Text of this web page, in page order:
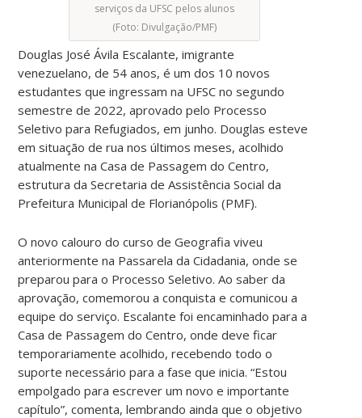
serviços da UFSC pelos alunos
(Foto: Divulgação/PMF)
Douglas José Ávila Escalante, imigrante
venezuelano, de 54 anos, é um dos 10 novos
estudantes que ingressam na UFSC no segundo
semestre de 2022, aprovado pelo Processo
Seletivo para Refugiados, em junho. Douglas esteve
em situação de rua nos últimos meses, acolhido
atualmente na Casa de Passagem do Centro,
estrutura da Secretaria de Assistência Social da
Prefeitura Municipal de Florianópolis (PMF).
O novo calouro do curso de Geografia viveu
anteriormente na Passarela da Cidadania, onde se
preparou para o Processo Seletivo. Ao saber da
aprovação, comemorou a conquista e comunicou a
equipe do serviço. Escalante foi encaminhado para a
Casa de Passagem do Centro, onde deve ficar
temporariamente acolhido, recebendo todo o
suporte necessário para a fase que inicia. “Estou
empolgado para escrever um novo e importante
capítulo”, comenta, lembrando ainda que o objetivo